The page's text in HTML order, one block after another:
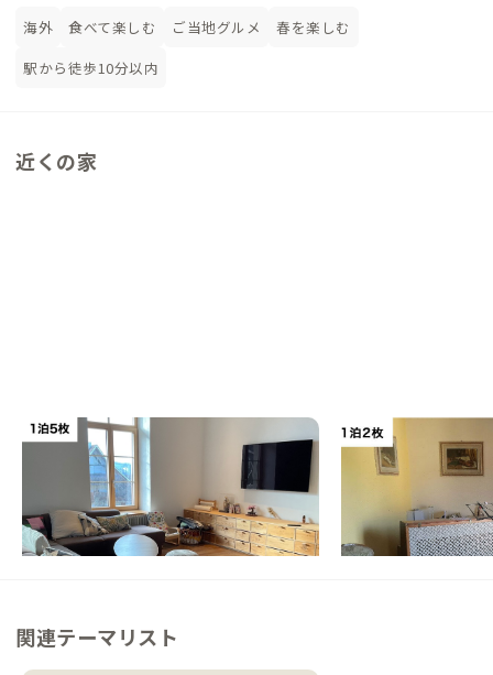
海外 食べて楽しむ ご当地グルメ
春を楽しむ
駅から徒歩10分以内
近くの家
バーゼルA邸
戸建て
【三国国境の都市】スイスの歴史と文化を感
じる石造りの家
この家からの距離 433km
ピストイアA邸
イタリア その他
【フィレンツェまで
温泉と音楽の街
この家からの距離 855km
関連テーマリスト